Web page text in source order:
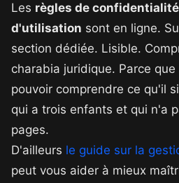
Les règles de confidentialité
d'utilisation sont en ligne.
section dédiée. Lisible.
charabia juridique. Parce
pouvoir comprendre ce qu'il
qui a trois enfants et qui n'a
pages.
D'ailleurs le guide sur la
peut vous aider à mieux